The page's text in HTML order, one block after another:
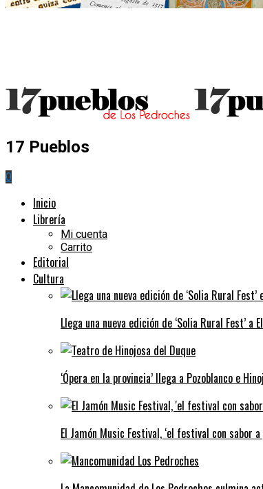
17 Pueblos
0
Inicio
Librería
Mi cuenta
Carrito
Editorial
Cultura
Llega una nueva edición de ‘Solia Rural Fest’ a
‘Ópera en la provincia’ llega a Pozoblanco e
El Jamón Music Festival, ‘el festival con sabor a